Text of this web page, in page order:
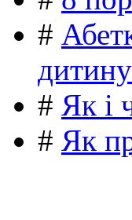
#
# Як і
# Як